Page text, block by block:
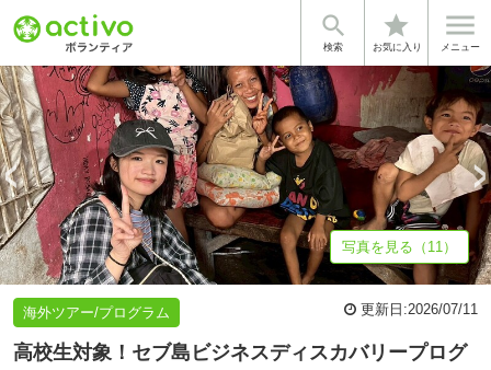

検索
star
お気に入り

メニュー
基本情報 募集詳細 体験談・雰囲気 企業情報
写真を見る（11）
海外ツアー/プログラム 更新日:2026/07/11
高校生対象！セブ島ビジネスディスカバリープログ